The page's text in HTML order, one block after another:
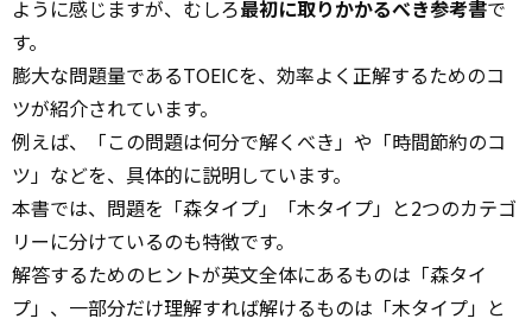
ように感じますが、むしろ最初に取りかかるべき参考書で
す。
膨大な問題量であるTOEICを、効率よく正解するためのコ
ツが紹介されています。
例えば、「この問題は何分で解くべき」や「時間節約のコ
ツ」などを、具体的に説明しています。
本書では、問題を「森タイプ」「木タイプ」と2つのカテゴ
リーに分けているのも特徴です。
解答するためのヒントが英文全体にあるものは「森タイ
プ」、一部分だけ理解すれば解けるものは「木タイプ」と